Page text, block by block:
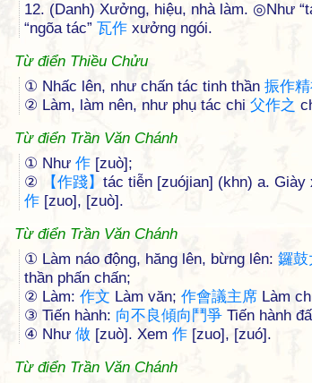
12. (Danh) Xưởng, hiệu, nhà làm. ◎Như
“ngõa tác” 瓦作 xưởng ngói.
Từ điển Thiều Chửu
① Nhấc lên, như chấn tác tinh thần 振作精
② Làm, làm nên, như phụ tác chi 父作之
Từ điển Trần Văn Chánh
① Như 作 [zuò];
②
【作踐】 tác tiễn [zuójian] (khn) a. Giày
作 [zuo], [zuò].
Từ điển Trần Văn Chánh
① Làm náo động, hăng lên, bừng lên: 鑼鼓
thần phấn chấn;
② Làm: 作文 Làm văn; 作會議主席 Làm
③ Tiến hành: 向不良傾向 鬥爭 Tiến hành
④ Như 做 [zuò]. Xem 作 [zuo], [zuó].
Từ điển Trần Văn Chánh